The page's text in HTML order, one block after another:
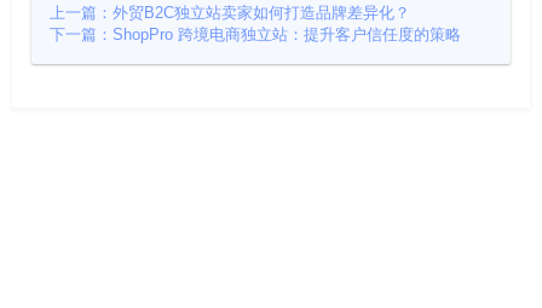
上一篇：外贸B2C独立站卖家如何打造品牌差异化？
下一篇：ShopPro 跨境电商独立站：提升客户信任度的策略